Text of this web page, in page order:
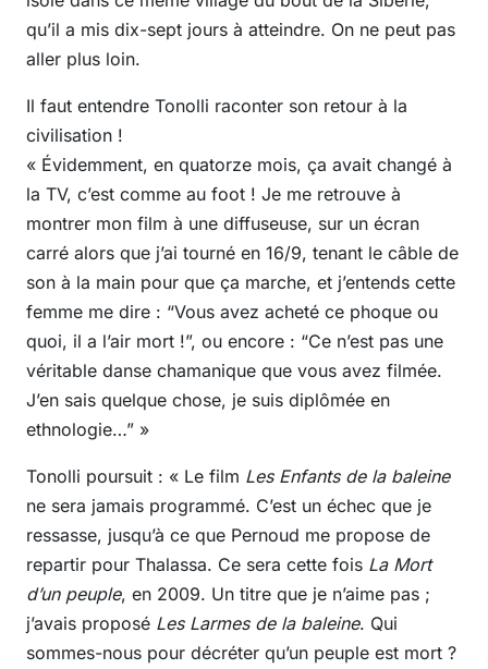
qu’il a mis dix-sept jours à atteindre. On ne peut pas
aller plus loin.
Il faut entendre Tonolli raconter son retour à la
civilisation !
« Évidemment, en quatorze mois, ça avait changé à
la TV, c’est comme au foot ! Je me retrouve à
montrer mon film à une diffuseuse, sur un écran
carré alors que j’ai tourné en 16/9, tenant le câble de
son à la main pour que ça marche, et j’entends cette
femme me dire : “Vous avez acheté ce phoque ou
quoi, il a l’air mort !”, ou encore : “Ce n’est pas une
véritable danse chamanique que vous avez filmée.
J’en sais quelque chose, je suis diplômée en
ethnologie…” »
Tonolli poursuit : « Le film Les Enfants de la baleine
ne sera jamais programmé. C’est un échec que je
ressasse, jusqu’à ce que Pernoud me propose de
repartir pour Thalassa. Ce sera cette fois La Mort
d’un peuple, en 2009. Un titre que je n’aime pas ;
j’avais proposé Les Larmes de la baleine. Qui
sommes-nous pour décréter qu’un peuple est mort ?